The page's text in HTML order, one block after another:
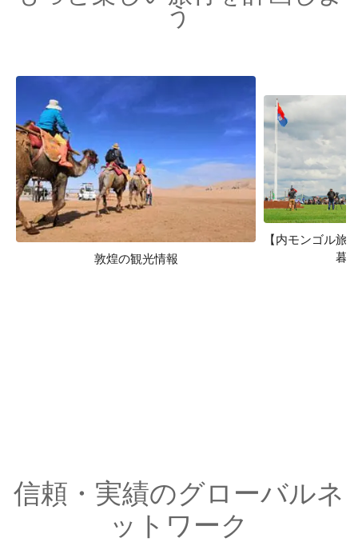
う
敦煌の観光情報
【内モンゴル旅
暮
信頼・実績のグローバルネ
ットワーク